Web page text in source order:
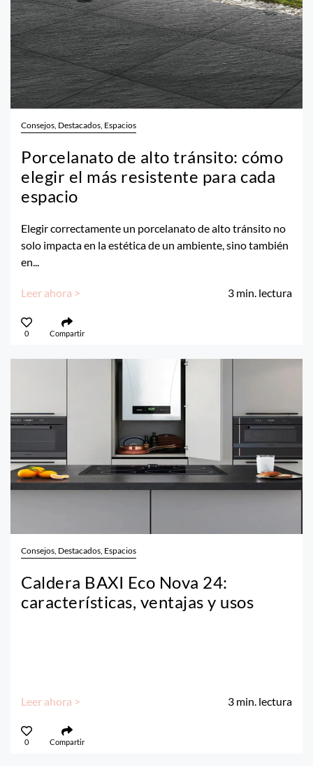
Consejos, Destacados, Espacios
Porcelanato de alto tránsito: cómo
elegir el más resistente para cada
espacio
Elegir correctamente un porcelanato de alto tránsito no
solo impacta en la estética de un ambiente, sino también
en...
Leer ahora > 3 min. lectura
0 Compartir
Consejos, Destacados, Espacios
Caldera BAXI Eco Nova 24:
características, ventajas y usos
Leer ahora > 3 min. lectura
0 Compartir